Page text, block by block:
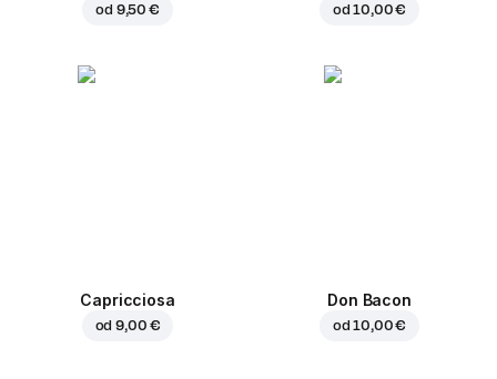
od 9,50 € od10,00 €
Capricciosa
od9,00 €
Don Bacon
od10,00 €